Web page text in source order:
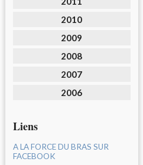
2010
2009
2008
2007
2006
Liens
A LA FORCE DU BRAS SUR
FACEBOOK